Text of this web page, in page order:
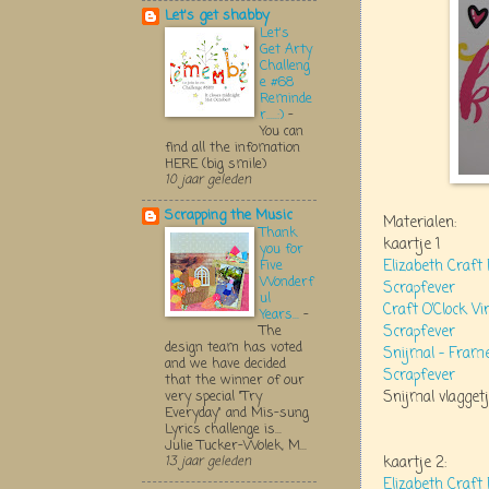
Materialen:
kaartje 1
Elizabeth Craft
Scrapfever
Craft O’Clock
Scrapfever
Snijmal –
Scrapfever
Snijmal
kaartje 2:
Let's get shabby
Let's
Get Arty
Challeng
e #68
Reminde
r.....:) -
You can
find all the infomation
HERE (big smile)
10 jaar geleden
Scrapping the Music
Thank
you for
Five
Wonderf
ul
Years... -
The
design team has voted
and we have decided
that the winner of our
very special "Try
Everyday" and Mis-sung
Lyrics challenge is...
Julie Tucker-Wolek, M...
13 jaar geleden